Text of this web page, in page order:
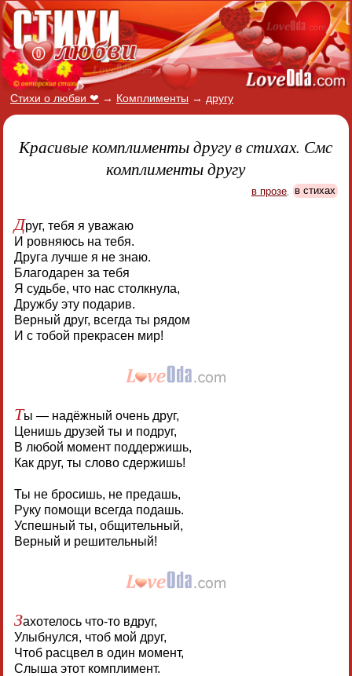
Стихи о любви ❤ → Комплименты → другу
Красивые комплименты другу в стихах. Смс
комплименты другу
в прозе, в стихах
Друг, тебя я уважаю
И ровняюсь на тебя.
Друга лучше я не знаю.
Благодарен за тебя
Я судьбе, что нас столкнула,
Дружбу эту подарив.
Верный друг, всегда ты рядом
И с тобой прекрасен мир!
Ты — надёжный очень друг,
Ценишь друзей ты и подруг,
В любой момент поддержишь,
Как друг, ты слово сдержишь!
Ты не бросишь, не предашь,
Руку помощи всегда подашь.
Успешный ты, общительный,
Верный и решительный!
Захотелось что-то вдруг,
Улыбнулся, чтоб мой друг,
Чтоб расцвел в один момент,
Слыша этот комплимент.